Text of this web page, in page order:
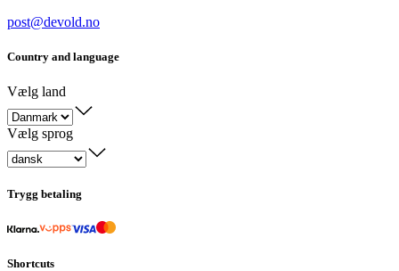
post@devold.no
Country and language
Vælg land
Vælg sprog
Trygg betaling
Shortcuts